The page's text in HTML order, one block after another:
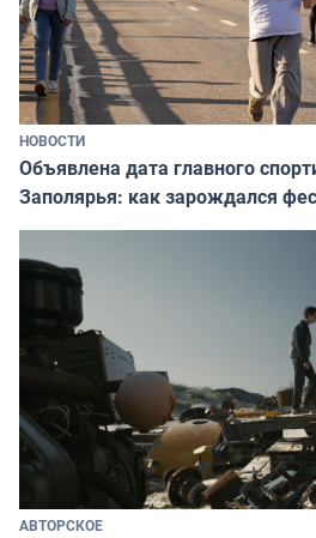
НОВОСТИ
Объявлена дата главного
Заполярья: как зарождался
АВТОРСКОЕ